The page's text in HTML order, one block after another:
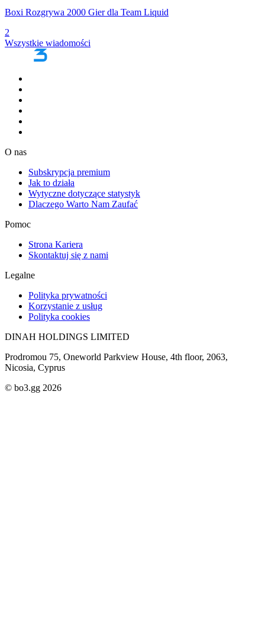
Boxi Rozgrywa 2000 Gier dla Team Liquid
2
Wszystkie wiadomości
O nas
Subskrypcja premium
Jak to działa
Wytyczne dotyczące statystyk
Dlaczego Warto Nam Zaufać
Pomoc
Strona Kariera
Skontaktuj się z nami
Legalne
Polityka prywatności
Korzystanie z usług
Polityka cookies
DINAH HOLDINGS LIMITED
Prodromou 75, Oneworld Parkview House, 4th floor, 2063,
Nicosia, Cyprus
© bo3.gg 2026